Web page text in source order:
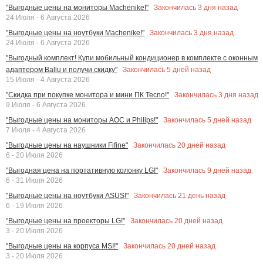
"Выгодные цены на мониторы Machenike!" Закончилась 3 дня назад
24 Июля - 6 Августа 2026
"Выгодные цены на ноутбуки Machenike!"
Закончилась 3 дня назад
24 Июля - 6 Августа 2026
"Выгодный комплект! Купи мобильный кондиционер в комплекте с оконным
адаптером Ballu и получи скидку"
Закончилась 5 дней назад
15 Июля - 4 Августа 2026
"Скидка при покупке монитора и мини ПК Tecno!"
Закончилась 3 дня назад
9 Июля - 6 Августа 2026
"Выгодные цены на мониторы AOC и Philips!"
Закончилась 5 дней назад
7 Июля - 4 Августа 2026
"Выгодные цены на наушники Fifine"
Закончилась 20 дней назад
6 - 20 Июля 2026
"Выгодная цена на портативную колонку LG!"
Закончилась 9 дней назад
6 - 31 Июля 2026
"Выгодные цены на ноутбуки ASUS!"
Закончилась 21 день назад
6 - 19 Июля 2026
"Выгодные цены на проекторы LG!"
Закончилась 20 дней назад
3 - 20 Июля 2026
"Выгодные цены на корпуса MSI!"
Закончилась 20 дней назад
3 - 20 Июля 2026